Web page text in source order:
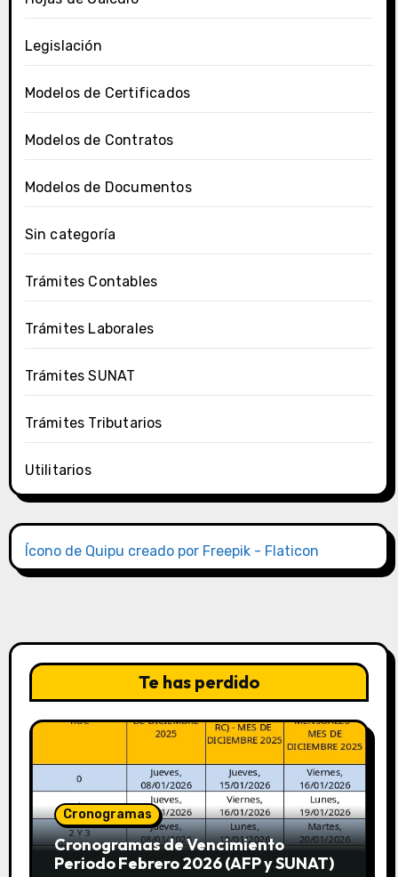
Legislación
Modelos de Certificados
Modelos de Contratos
Modelos de Documentos
Sin categoría
Trámites Contables
Trámites Laborales
Trámites SUNAT
Trámites Tributarios
Utilitarios
Ícono de Quipu creado por Freepik - Flaticon
Te has perdido
Cronogramas
Cronogramas de Vencimiento
Periodo Febrero 2026 (AFP y SUNAT)